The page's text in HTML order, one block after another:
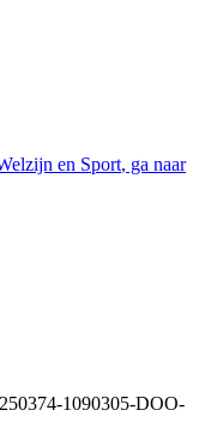
en Sport, ga naar
1090305-DOO-